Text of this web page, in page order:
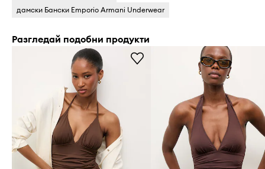
дамски Бански Emporio Armani Underwear
Разгледай подобни продукти